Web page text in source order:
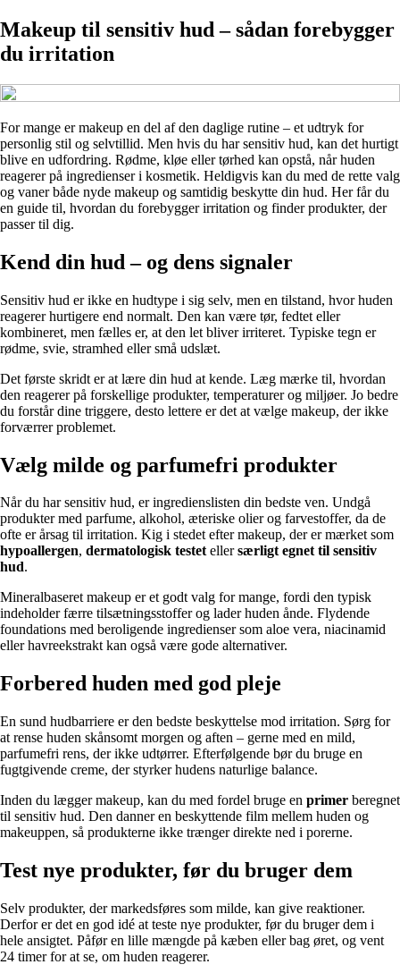
Makeup til sensitiv hud – sådan forebygger
du irritation
For mange er makeup en del af den daglige rutine – et udtryk for
personlig stil og selvtillid. Men hvis du har sensitiv hud, kan det hurtigt
blive en udfordring. Rødme, kløe eller tørhed kan opstå, når huden
reagerer på ingredienser i kosmetik. Heldigvis kan du med de rette valg
og vaner både nyde makeup og samtidig beskytte din hud. Her får du
en guide til, hvordan du forebygger irritation og finder produkter, der
passer til dig.
Kend din hud – og dens signaler
Sensitiv hud er ikke en hudtype i sig selv, men en tilstand, hvor huden
reagerer hurtigere end normalt. Den kan være tør, fedtet eller
kombineret, men fælles er, at den let bliver irriteret. Typiske tegn er
rødme, svie, stramhed eller små udslæt.
Det første skridt er at lære din hud at kende. Læg mærke til, hvordan
den reagerer på forskellige produkter, temperaturer og miljøer. Jo bedre
du forstår dine triggere, desto lettere er det at vælge makeup, der ikke
forværrer problemet.
Vælg milde og parfumefri produkter
Når du har sensitiv hud, er ingredienslisten din bedste ven. Undgå
produkter med parfume, alkohol, æteriske olier og farvestoffer, da de
ofte er årsag til irritation. Kig i stedet efter makeup, der er mærket som
hypoallergen, dermatologisk testetellersærligt egnet til sensitiv
hud.
Mineralbaseret makeup er et godt valg for mange, fordi den typisk
indeholder færre tilsætningsstoffer og lader huden ånde. Flydende
foundations med beroligende ingredienser som aloe vera, niacinamid
eller havreekstrakt kan også være gode alternativer.
Forbered huden med god pleje
En sund hudbarriere er den bedste beskyttelse mod irritation. Sørg for
at rense huden skånsomt morgen og aften – gerne med en mild,
parfumefri rens, der ikke udtørrer. Efterfølgende bør du bruge en
fugtgivende creme, der styrker hudens naturlige balance.
Inden du lægger makeup, kan du med fordel bruge en primer beregnet
til sensitiv hud. Den danner en beskyttende film mellem huden og
makeuppen, så produkterne ikke trænger direkte ned i porerne.
Test nye produkter, før du bruger dem
Selv produkter, der markedsføres som milde, kan give reaktioner.
Derfor er det en god idé at teste nye produkter, før du bruger dem i
hele ansigtet. Påfør en lille mængde på kæben eller bag øret, og vent
24 timer for at se, om huden reagerer.